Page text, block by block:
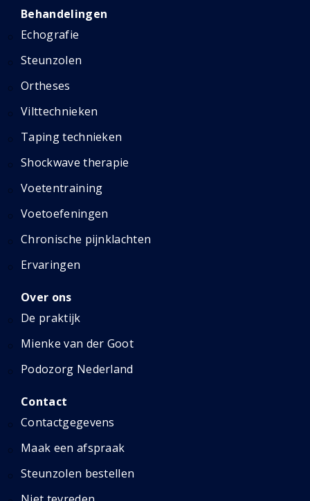
Behandelingen
Echografie
Steunzolen
Ortheses
Vilttechnieken
Taping technieken
Shockwave therapie
Voetentraining
Voetoefeningen
Chronische pijnklachten
Ervaringen
Over ons
De praktijk
Mienke van der Goot
Podozorg Nederland
Contact
Contactgegevens
Maak een afspraak
Steunzolen bestellen